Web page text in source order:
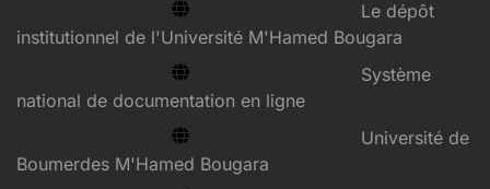
Le dépôt
institutionnel de l'Université M'Hamed Bougara
Système
national de documentation en ligne
Université de
Boumerdes M'Hamed Bougara